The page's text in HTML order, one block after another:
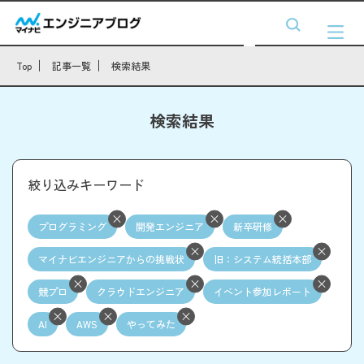
Top 記事一覧 検索結果
検索結果
絞り込みキーワード
プログラミング 開発エンジニア 新卒研修
マイナビエンジニアからの挑戦状 旧：システム統括本部
競プロ クラウドエンジニア イベント参加レポート
AI AWS やってみた